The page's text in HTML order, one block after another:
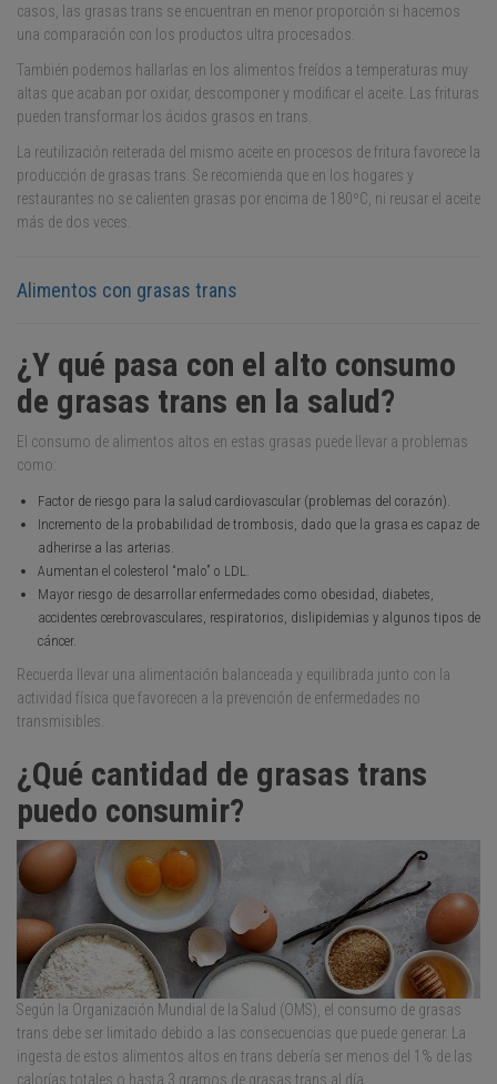
casos, las grasas trans se encuentran en menor proporción si hacemos
una comparación con los productos ultra procesados.
También podemos hallarlas en los alimentos freídos a temperaturas muy
altas que acaban por oxidar, descomponer y modificar el aceite. Las frituras
pueden transformar los ácidos grasos en trans.
La reutilización reiterada del mismo aceite en procesos de fritura favorece la
producción de grasas trans. Se recomienda que en los hogares y
restaurantes no se calienten grasas por encima de 180ºC, ni reusar el aceite
más de dos veces.
Alimentos con grasas trans
¿Y qué pasa con el alto consumo
de grasas trans en la salud?
El consumo de alimentos altos en estas grasas puede llevar a problemas
como:
Factor de riesgo para la salud cardiovascular (problemas del corazón).
Incremento de la probabilidad de trombosis, dado que la grasa es capaz de
adherirse a las arterias.
Aumentan el colesterol “malo” o LDL.
Mayor riesgo de desarrollar enfermedades como obesidad, diabetes,
accidentes cerebrovasculares, respiratorios, dislipidemias y algunos tipos de
cáncer.
Recuerda llevar una alimentación balanceada y equilibrada junto con la
actividad física que favorecen a la prevención de enfermedades no
transmisibles.
¿Qué cantidad de grasas trans
puedo consumir?
Según la Organización Mundial de la Salud (OMS), el consumo de grasas
trans debe ser limitado debido a las consecuencias que puede generar. La
ingesta de estos alimentos altos en trans debería ser menos del 1% de las
calorías totales o hasta 3 gramos de grasas trans al día.